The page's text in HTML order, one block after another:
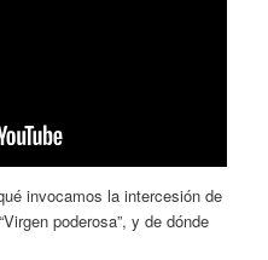
invocamos la intercesión de
poderosa”, y de dónde